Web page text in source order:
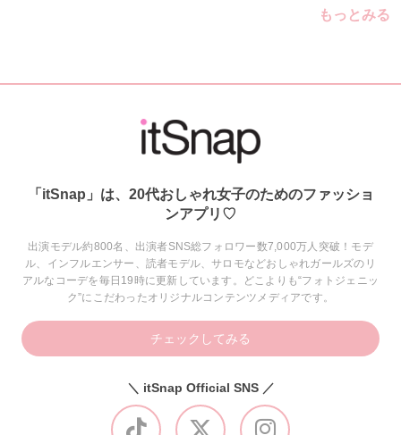
もっとみる
「itSnap」は、20代おしゃれ女子のためのファッショ
ンアプリ♡
出演モデル約800名、出演者SNS総フォロワー数7,000万人突破！モデ
ル、インフルエンサー、読者モデル、サロモなどおしゃれガールズのリ
アルなコーデを毎日19時に更新しています。どこよりも“フォトジェニッ
ク”にこだわったオリジナルコンテンツメディアです。
チェックしてみる
＼ itSnap Official SNS ／